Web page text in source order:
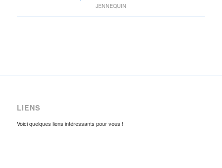
JENNEQUIN
LIENS
Voici quelques liens intéressants pour vous !